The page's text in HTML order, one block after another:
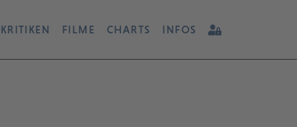
KRITIKEN FILME CHARTS INFOS